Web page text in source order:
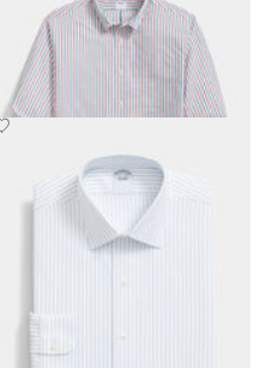
Button Down
CHF 145